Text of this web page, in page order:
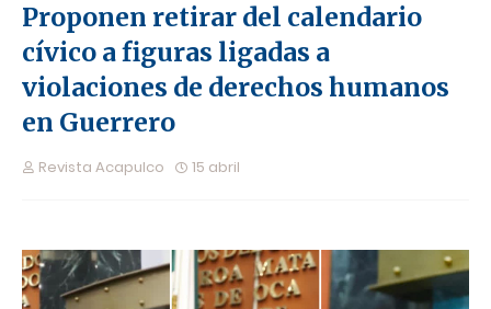
Proponen retirar del calendario
cívico a figuras ligadas a
violaciones de derechos humanos
en Guerrero
Revista Acapulco 15 abril